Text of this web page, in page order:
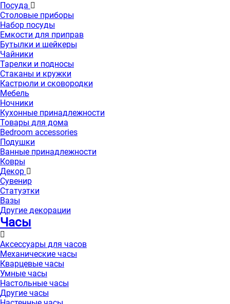
Посуда
Столовые приборы
Набор посуды
Емкости для приправ
Бутылки и шейкеры
Чайники
Тарелки и подносы
Стаканы и кружки
Кастрюли и сковородки
Мебель
Ночники
Кухонные принадлежности
Товары для дома
Bedroom accessories
Подушки
Ванные принадлежности
Ковры
Декор
Сувенир
Статуэтки
Вазы
Другие декорации
Часы
Аксессуары для часов
Механические часы
Кварцевые часы
Умные часы
Настольные часы
Другие часы